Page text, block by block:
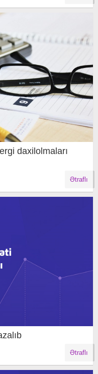
daxilolmaları
Ətraflı
Ətraflı